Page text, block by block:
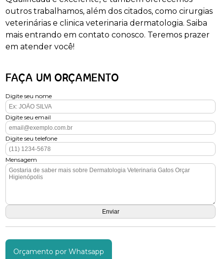
outros trabalhamos, além dos citados, como cirurgias
veterinárias e clinica veterinaria dermatologia. Saiba
mais entrando em contato conosco. Teremos prazer
em atender você!
FAÇA UM ORÇAMENTO
Digite seu nome
Digite seu email
Digite seu telefone
Mensagem
Orçamento por Whatsapp